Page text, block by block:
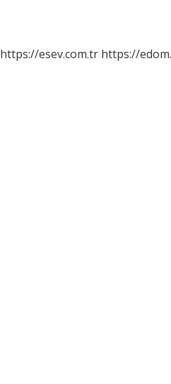
https://esev.com.tr https://